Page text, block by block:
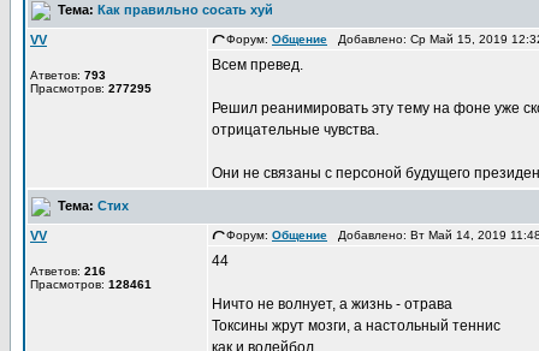
Тема: Как правильно сосать хуй
VV
Атветов: 793
Прасмотров: 277295
Форум: Общение Добавлено: Ср Май 15, 2019
Всем превед.
Решил реанимировать эту тему на фоне уже
отрицательные чувства.
Они не связаны с персоной будущего
Тема: Стих
VV
Атветов: 216
Прасмотров: 128461
Форум: Общение Добавлено: Вт Май 14, 2019
44
Ничто не волнует, а жизнь - отрава
Токсины жрут мозги, а настольный теннис
как и волейбол